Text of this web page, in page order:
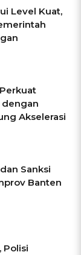
Level Kuat,
dengan
Akselerasi
Sanksi
Banten
Polisi